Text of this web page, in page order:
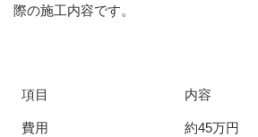
際の施工内容です。
項目 内容
費用 約45万円